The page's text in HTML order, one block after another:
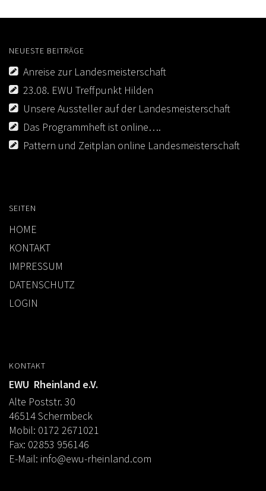
NEUESTE BEITRÄGE
Anreise zur Landesmeisterschaft
23.08. EWU Treffpunkt Hilden
Unsere Aussteller auf der Landesmeisterschaft
Das Programmheft ist online….
Pattern und Zeitplan online Landesmeisterschaft
SEITEN
HOME
KONTAKT
IMPRESSUM
DATENSCHUTZ
LOGIN
KONTAKT
EWU Rheinland e.V.
Alte Poststr. 30
46514 Schermbeck
Mobil: 0172 2671021
Fax: 02853 956146
E-Mail: info@ewu-rheinland.com